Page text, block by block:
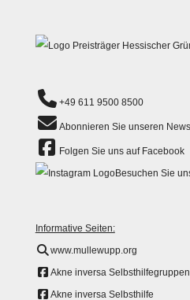
+49 611 9500 8500
Abonnieren Sie unseren
Folgen Sie uns auf Facebook
Besuchen Sie
Informative Seiten:
www.mullewupp.org
Akne inversa Selbsthilfegruppen
Akne inversa Selbsthilfe